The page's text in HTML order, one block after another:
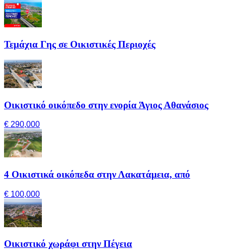
Τεμάχια Γης σε Οικιστικές Περιοχές
Οικιστικό οικόπεδο στην ενορία Άγιος Αθανάσιος
€ 290,000
4 Οικιστικά οικόπεδα στην Λακατάμεια, από
€ 100,000
Οικιστικό χωράφι στην Πέγεια